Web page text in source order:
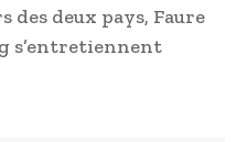
des deux pays, Faure
s’entretiennent